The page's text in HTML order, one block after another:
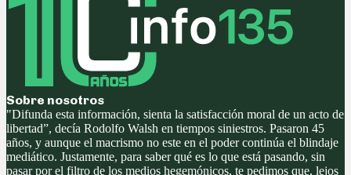
Sobre nosotros
"Difunda esta información, sienta la satisfacción moral de un acto de
libertad”, decía Rodolfo Walsh en tiempos siniestros. Pasaron 45
años, y aunque el macrismo no este en el poder continúa el blindaje
mediático. Justamente, para saber qué es lo que está pasando, sin
pasar por el filtro de los medios hegemónicos, te pedimos que, lejos